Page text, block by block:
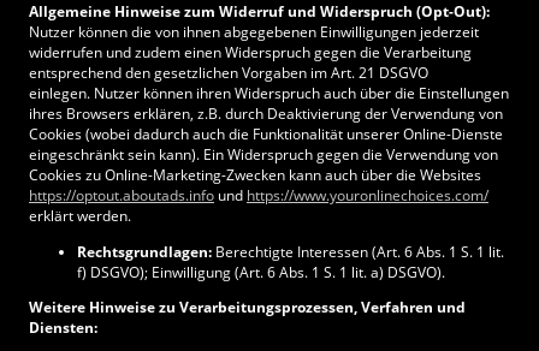
Allgemeine Hinweise zum Widerruf und Widerspruch (Opt-Out):
Nutzer können die von ihnen abgegebenen Einwilligungen jederzeit
widerrufen und zudem einen Widerspruch gegen die Verarbeitung
entsprechend den gesetzlichen Vorgaben im Art. 21 DSGVO
einlegen. Nutzer können ihren Widerspruch auch über die Einstellungen
ihres Browsers erklären, z.B. durch Deaktivierung der Verwendung von
Cookies (wobei dadurch auch die Funktionalität unserer Online-Dienste
eingeschränkt sein kann). Ein Widerspruch gegen die Verwendung von
Cookies zu Online-Marketing-Zwecken kann auch über die Websites
https://optout.aboutads.info und https://www.youronlinechoices.com/
erklärt werden.
Rechtsgrundlagen: Berechtigte Interessen (Art. 6 Abs. 1 S. 1 lit.
f) DSGVO); Einwilligung (Art. 6 Abs. 1 S. 1 lit. a) DSGVO).
Weitere Hinweise zu Verarbeitungsprozessen, Verfahren und
Diensten: